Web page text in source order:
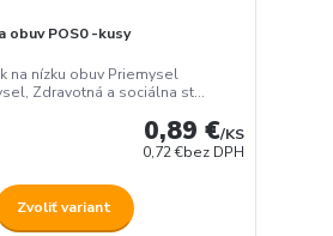
obuv POS0 -kusy
na nízku obuv Priemysel
Zdravotná a sociálna st...
0,89 €/KS
0,72 €bez DPH
Zvoliť variant